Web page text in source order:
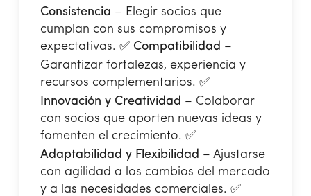
Consistencia – Elegir socios que
cumplan con sus compromisos y
expectativas. ✅ Compatibilidad –
Garantizar fortalezas, experiencia y
recursos complementarios. ✅
Innovación y Creatividad – Colaborar
con socios que aporten nuevas ideas y
fomenten el crecimiento. ✅
Adaptabilidad y Flexibilidad – Ajustarse
con agilidad a los cambios del mercado
y a las necesidades comerciales. ✅